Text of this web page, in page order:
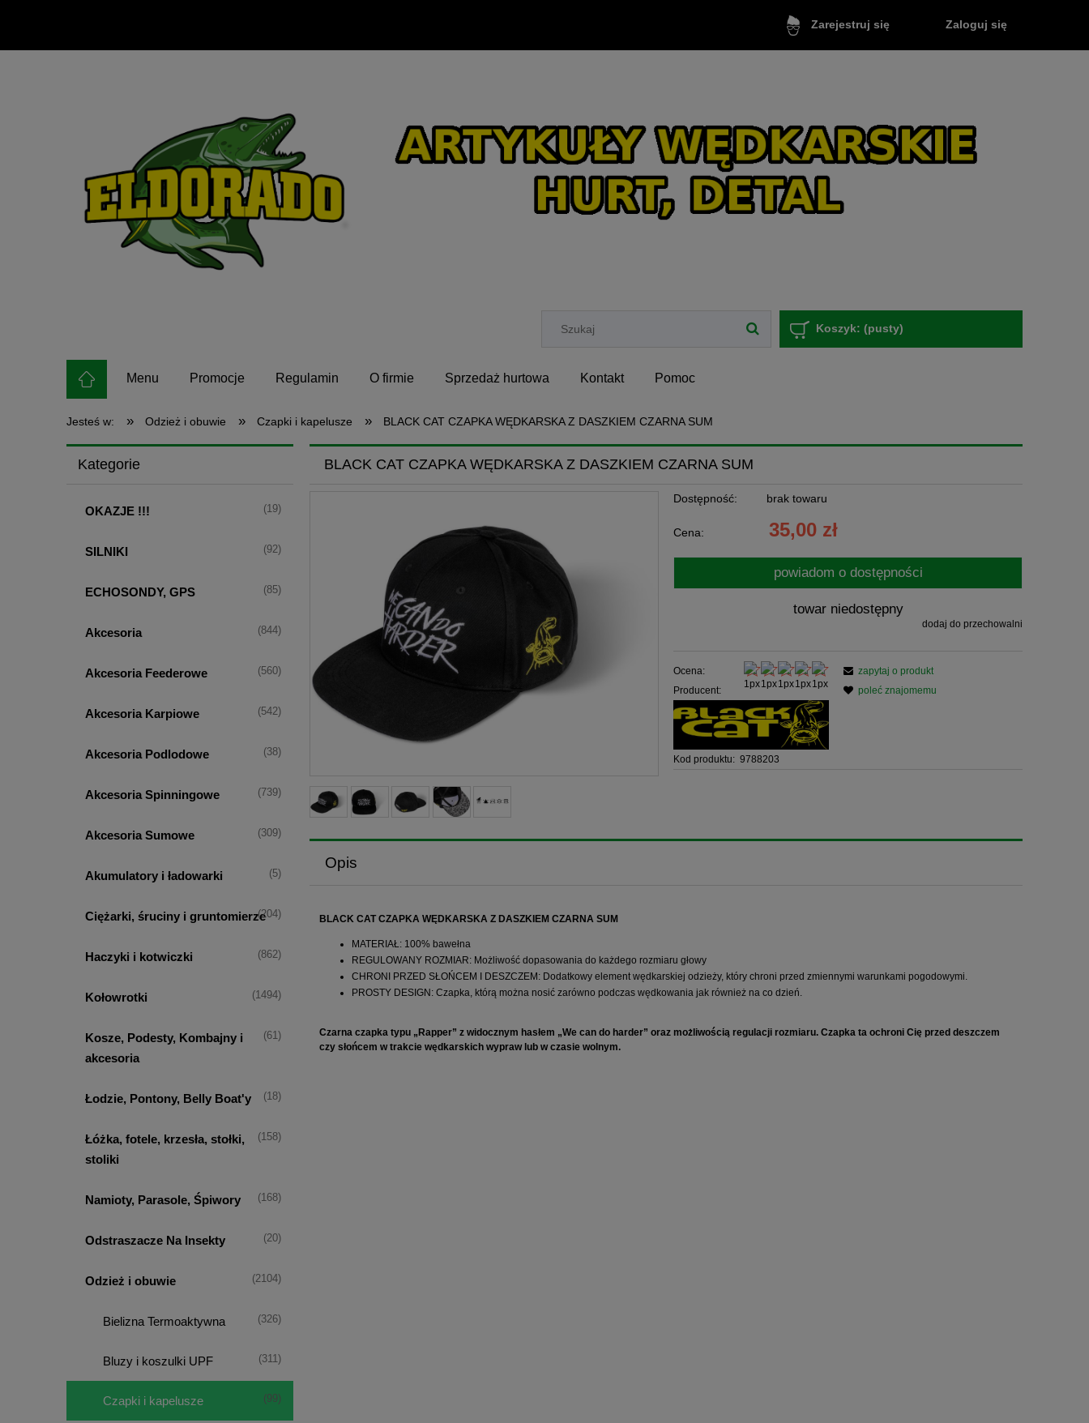
Zarejestruj się Zaloguj się
Koszyk: (pusty)
Menu Promocje Regulamin O firmie Sprzedaż hurtowa Kontakt Pomoc
Jesteś w: » Odzież i obuwie » Czapki i kapelusze » BLACK CAT CZAPKA WĘDKARSKA Z DASZKIEM CZARNA SUM
Kategorie
OKAZJE !!! (19)
SILNIKI (92)
ECHOSONDY, GPS (85)
Akcesoria (844)
Akcesoria Feederowe (560)
Akcesoria Karpiowe (542)
Akcesoria Podlodowe (38)
Akcesoria Spinningowe (739)
Akcesoria Sumowe (309)
Akumulatory i ładowarki (5)
Ciężarki, śruciny i gruntomierze(204)
Haczyki i kotwiczki (862)
Kołowrotki (1494)
Kosze, Podesty, Kombajny i
akcesoria
(61)
Łodzie, Pontony, Belly Boat'y (18)
Łóżka, fotele, krzesła, stołki,
stoliki
(158)
Namioty, Parasole, Śpiwory (168)
Odstraszacze Na Insekty (20)
Odzież i obuwie (2104)
Bielizna Termoaktywna (326)
Bluzy i koszulki UPF (311)
Czapki i kapelusze (99)
BLACK CAT CZAPKA WĘDKARSKA Z DASZKIEM CZARNA SUM
Dostępność: brak towaru
Cena: 35,00 zł
powiadom o dostępności
towar niedostępny
dodaj do przechowalni
Ocena:
Producent:
Kod produktu: 9788203
zapytaj o produkt
poleć znajomemu
Opis
BLACK CAT CZAPKA WĘDKARSKA Z DASZKIEM CZARNA SUM
MATERIAŁ: 100% bawełna
REGULOWANY ROZMIAR: Możliwość dopasowania do każdego rozmiaru głowy
CHRONI PRZED SŁOŃCEM I DESZCZEM: Dodatkowy element wędkarskiej odzieży, który chroni przed zmiennymi warunkami pogodowymi.
PROSTY DESIGN: Czapka, którą można nosić zarówno podczas wędkowania jak również na co dzień.
Czarna czapka typu „Rapper” z widocznym hasłem „We can do harder” oraz możliwością regulacji rozmiaru. Czapka ta ochroni Cię przed deszczem
czy słońcem w trakcie wędkarskich wypraw lub w czasie wolnym.